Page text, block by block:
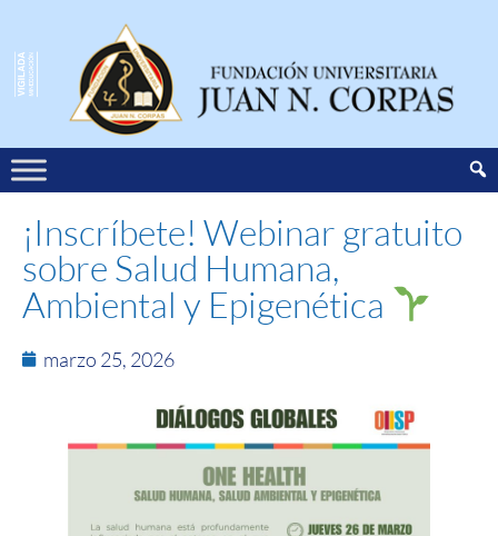
¡Inscríbete! Webinar gratuito
sobre Salud Humana,
Ambiental y Epigenética
marzo 25, 2026